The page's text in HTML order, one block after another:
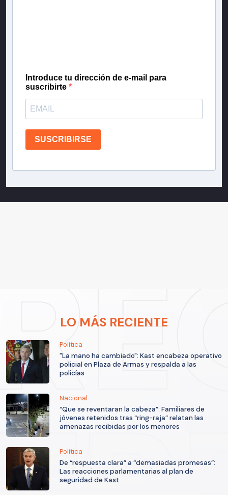
Introduce tu dirección de e-mail para
suscribirte
SUSCRIBIRSE
LO MÁS RECIENTE
Política
"La mano ha cambiado": Kast encabeza operativo
policial en Plaza de Armas y respalda a las
policías
Nacional
“Que se reventaran la cabeza”: Familiares de
jóvenes retenidos tras “ring-raja” relatan las
amenazas recibidas por los menores
Política
De “respuesta clara” a “demasiadas promesas”:
Las reacciones parlamentarias al plan de
seguridad de Kast